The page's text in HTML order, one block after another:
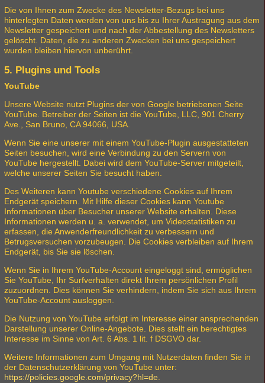
Die von Ihnen zum Zwecke des Newsletter-Bezugs bei uns
hinterlegten Daten werden von uns bis zu Ihrer Austragung aus dem
Newsletter gespeichert und nach der Abbestellung des Newsletters
gelöscht. Daten, die zu anderen Zwecken bei uns gespeichert
wurden bleiben hiervon unberührt.
5. Plugins und Tools
YouTube
Unsere Website nutzt Plugins der von Google betriebenen Seite
YouTube. Betreiber der Seiten ist die YouTube, LLC, 901 Cherry
Ave., San Bruno, CA 94066, USA.
Wenn Sie eine unserer mit einem YouTube-Plugin ausgestatteten
Seiten besuchen, wird eine Verbindung zu den Servern von
YouTube hergestellt. Dabei wird dem YouTube-Server mitgeteilt,
welche unserer Seiten Sie besucht haben.
Des Weiteren kann Youtube verschiedene Cookies auf Ihrem
Endgerät speichern. Mit Hilfe dieser Cookies kann Youtube
Informationen über Besucher unserer Website erhalten. Diese
Informationen werden u. a. verwendet, um Videostatistiken zu
erfassen, die Anwenderfreundlichkeit zu verbessern und
Betrugsversuchen vorzubeugen. Die Cookies verbleiben auf Ihrem
Endgerät, bis Sie sie löschen.
Wenn Sie in Ihrem YouTube-Account eingeloggt sind, ermöglichen
Sie YouTube, Ihr Surfverhalten direkt Ihrem persönlichen Profil
zuzuordnen. Dies können Sie verhindern, indem Sie sich aus Ihrem
YouTube-Account ausloggen.
Die Nutzung von YouTube erfolgt im Interesse einer ansprechenden
Darstellung unserer Online-Angebote. Dies stellt ein berechtigtes
Interesse im Sinne von Art. 6 Abs. 1 lit. f DSGVO dar.
Weitere Informationen zum Umgang mit Nutzerdaten finden Sie in
der Datenschutzerklärung von YouTube unter:
https://policies.google.com/privacy?hl=de.